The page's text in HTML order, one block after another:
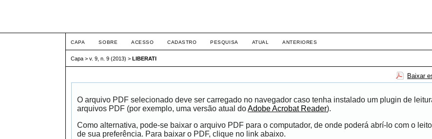
CAPA SOBRE ACESSO CADASTRO PESQUISA ATUAL ANTERIORES
Capa >v. 9, n. 9 (2013) >LIBERATI
Baixar
O arquivo PDF selecionado deve ser carregado no navegador caso tenha instalado um plugin de
arquivos PDF (por exemplo, uma versão atual doAdobe Acrobat Reader).
Como alternativa, pode-se baixar o arquivo PDF para o computador, de onde poderá abrí-lo com o
de sua preferência. Para baixar o PDF, clique no link abaixo.